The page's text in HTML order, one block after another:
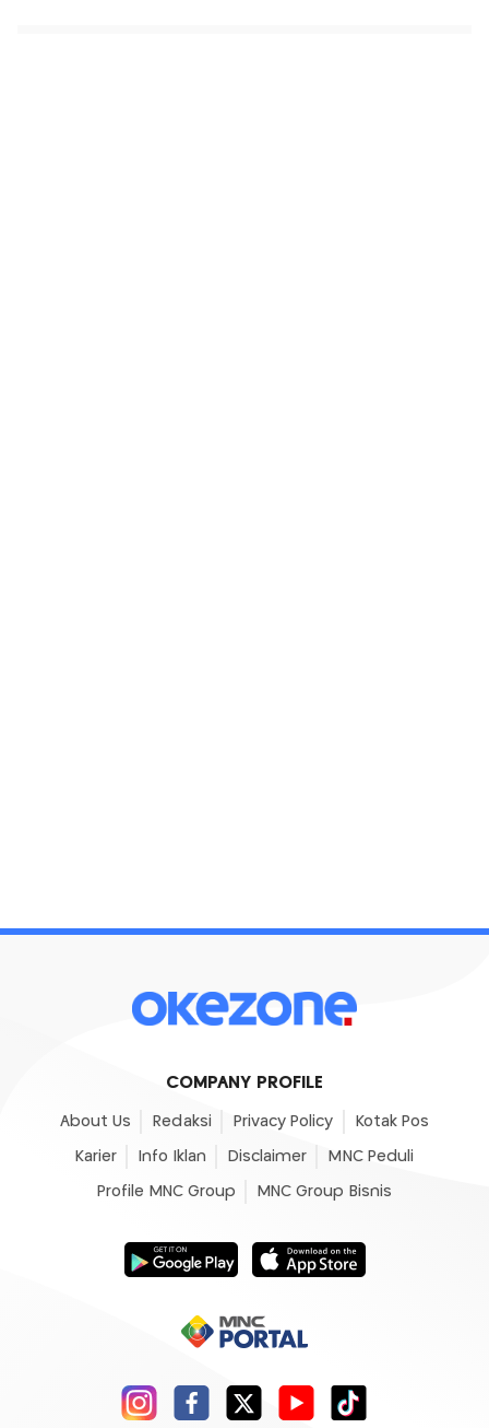
COMPANY PROFILE
About Us Redaksi Privacy Policy Kotak Pos
Karier Info Iklan Disclaimer MNC Peduli
Profile MNC Group MNC Group Bisnis